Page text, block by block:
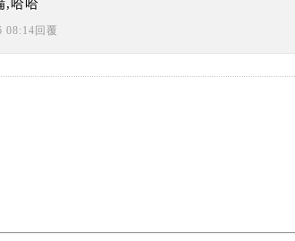
,哈哈
08: 14回覆